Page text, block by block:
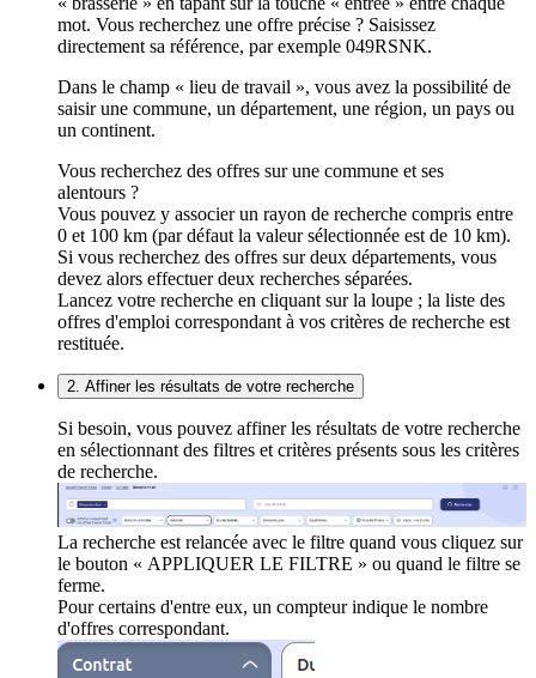
mot. Vous recherchez une offre précise ? Saisissez
directement sa référence, par exemple 049RSNK.
Dans le champ « lieu de travail », vous avez la possibilité de
saisir une commune, un département, une région, un pays ou
un continent.
Vous recherchez des offres sur une commune et ses
alentours ?
Vous pouvez y associer un rayon de recherche compris entre
0 et 100 km (par défaut la valeur sélectionnée est de 10 km).
Si vous recherchez des offres sur deux départements, vous
devez alors effectuer deux recherches séparées.
Lancez votre recherche en cliquant sur la loupe ; la liste des
offres d'emploi correspondant à vos critères de recherche est
restituée.
2. Affiner les résultats de votre recherche
Si besoin, vous pouvez affiner les résultats de votre recherche
en sélectionnant des filtres et critères présents sous les critères
de recherche.
La recherche est relancée avec le filtre quand vous cliquez sur
le bouton « APPLIQUER LE FILTRE » ou quand le filtre se
ferme.
Pour certains d'entre eux, un compteur indique le nombre
d'offres correspondant.